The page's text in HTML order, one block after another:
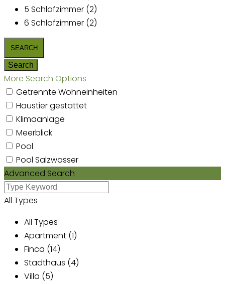
5 Schlafzimmer (2)
6 Schlafzimmer (2)
More Search Options
Getrennte Wohneinheiten
Haustier gestattet
Klimaanlage
Meerblick
Pool
Pool Salzwasser
Advanced Search
All Types
All Types
Apartment (1)
Finca (14)
Stadthaus (4)
Villa (5)